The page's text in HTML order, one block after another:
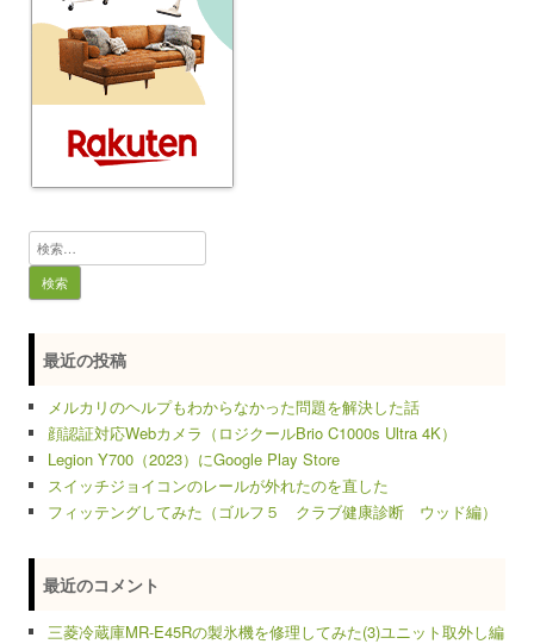
検
索:
最近の投稿
メルカリのヘルプもわからなかった問題を解決した話
顔認証対応Webカメラ（ロジクールBrio C1000s Ultra 4K）
Legion Y700（2023）にGoogle Play Store
スイッチジョイコンのレールが外れたのを直した
フィッテングしてみた（ゴルフ５ クラブ健康診断 ウッド編）
最近のコメント
三菱冷蔵庫MR-E45Rの製氷機を修理してみた(3)ユニット取外し編